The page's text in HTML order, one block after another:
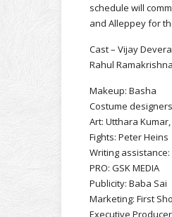
schedule will
and Alleppey for
Cast – Vijay
Rahul
Makeup: Basha
Costume
Art: Utthara
Fights: Peter Heins
Writing
PRO: GSK MEDIA
Publicity: Baba Sai
Marketing: First
Executive